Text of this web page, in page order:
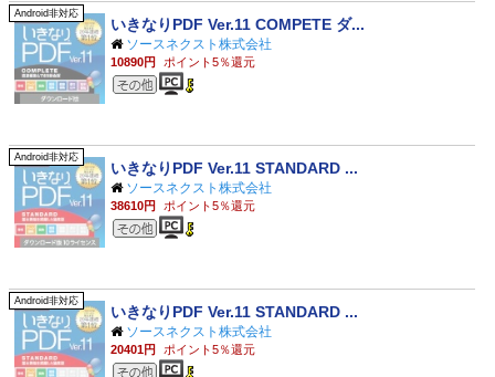
Android非対応
いきなりPDF Ver.11 COMPETE ダ...
ソースネクスト株式会社
10890円 ポイント5％還元
その他のジャンル
Android非対応
いきなりPDF Ver.11 STANDARD ...
ソースネクスト株式会社
38610円 ポイント5％還元
その他のジャンル
Android非対応
いきなりPDF Ver.11 STANDARD ...
ソースネクスト株式会社
20401円 ポイント5％還元
その他のジャンル